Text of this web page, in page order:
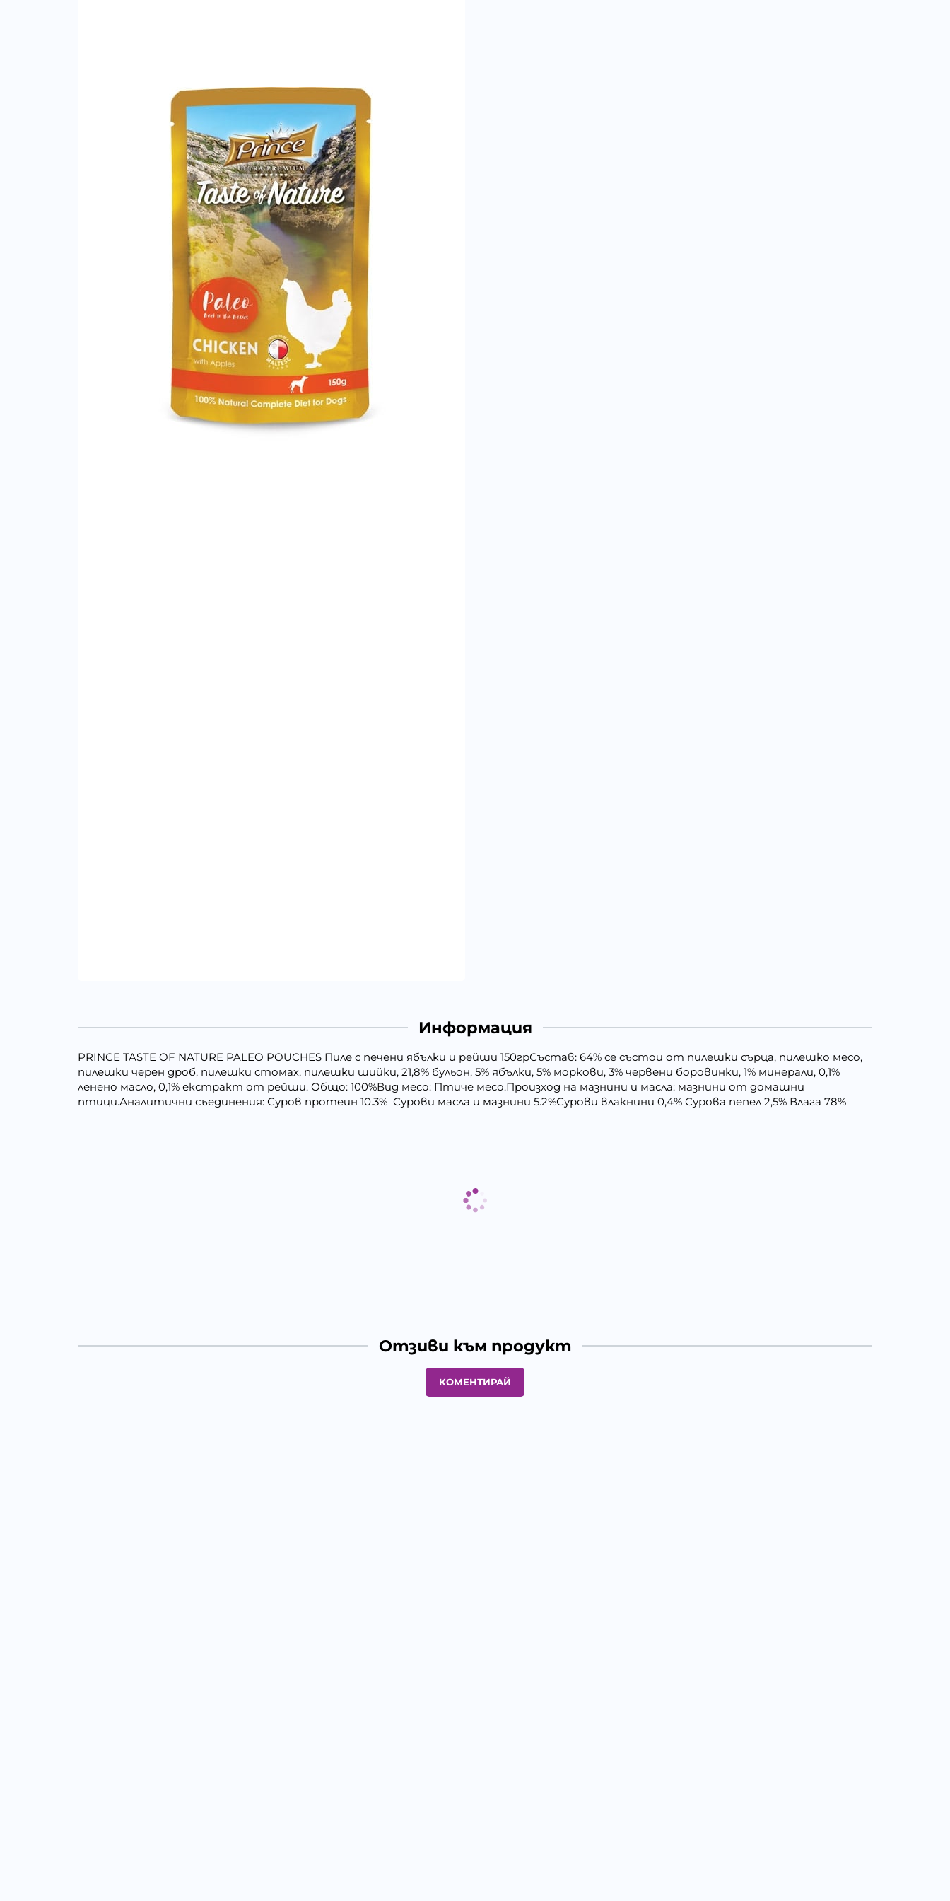
Информация
PRINCE TASTE OF NATURE PALEO POUCHES Пиле с печени ябълки и рейши 150грСъстав: 64% се състои от пилешки сърца, пилешко месо,
пилешки черен дроб, пилешки стомах, пилешки шийки, 21,8% бульон, 5% ябълки, 5% моркови, 3% червени боровинки, 1% минерали, 0,1%
ленено масло, 0,1% екстракт от рейши. Общо: 100%Вид месо: Птиче месо.Произход на мазнини и масла: мазнини от домашни
птици.Аналитични съединения: Суров протеин 10.3% Сурови масла и мазнини 5.2%Сурови влакнини 0,4% Сурова пепел 2,5% Влага 78%
Отзиви към продукт
КОМЕНТИРАЙ